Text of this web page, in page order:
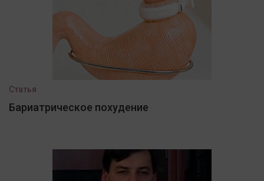
Статья
Бариатрическое похудение